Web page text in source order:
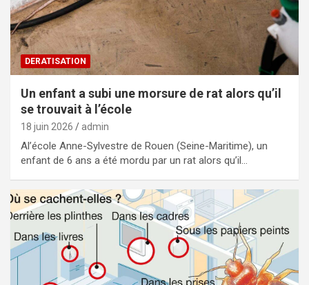
DERATISATION
Un enfant a subi une morsure de rat alors qu’il
se trouvait à l’école
18 juin 2026 admin
Al’école Anne-Sylvestre de Rouen (Seine-Maritime), un
enfant de 6 ans a été mordu par un rat alors qu’il…